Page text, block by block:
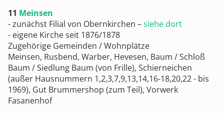
11 Meinsen
- zunächst Filial von Obernkirchen –siehe dort
- eigene Kirche seit 1876/1878
Zugehörige Gemeinden / Wohnplätze
Meinsen, Rusbend, Warber, Hevesen, Baum / Schloß
Baum / Siedlung Baum (von Frille), Schierneichen
(außer Hausnummern 1,2,3,7,9,13,14,16-18,20,22 - bis
1969), Gut Brummershop (zum Teil), Vorwerk
Fasanenhof